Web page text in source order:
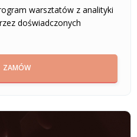
warsztatów z analityki
doświadczonych
ZAMÓW